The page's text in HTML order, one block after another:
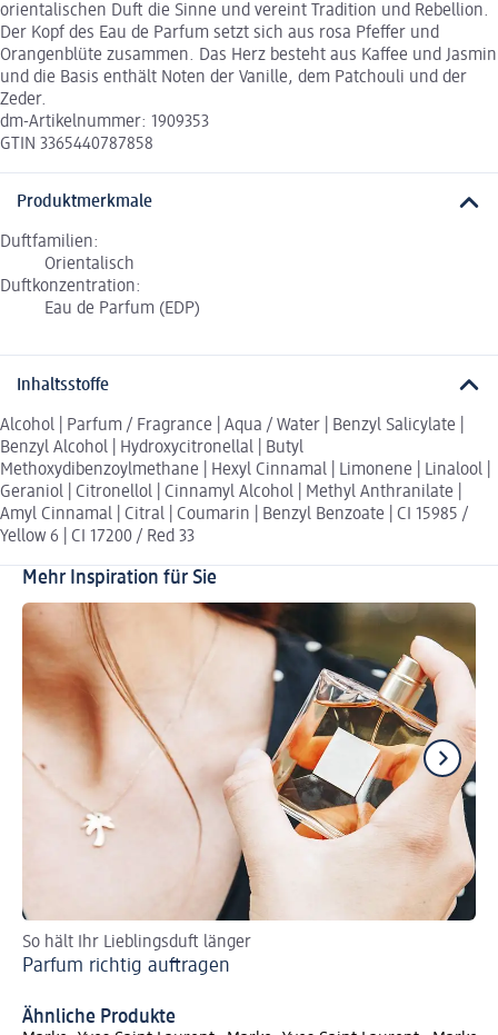
orientalischen Duft die Sinne und vereint Tradition und Rebellion.
Der Kopf des Eau de Parfum setzt sich aus rosa Pfeffer und
Orangenblüte zusammen. Das Herz besteht aus Kaffee und Jasmin
und die Basis enthält Noten der Vanille, dem Patchouli und der
Zeder.
dm-Artikelnummer: 1909353
GTIN 3365440787858
Produktmerkmale
Duftfamilien:
Orientalisch
Duftkonzentration:
Eau de Parfum (EDP)
Inhaltsstoffe
Alcohol | Parfum / Fragrance | Aqua / Water | Benzyl Salicylate |
Benzyl Alcohol | Hydroxycitronellal | Butyl
Methoxydibenzoylmethane | Hexyl Cinnamal | Limonene | Linalool |
Geraniol | Citronellol | Cinnamyl Alcohol | Methyl Anthranilate |
Amyl Cinnamal | Citral | Coumarin | Benzyl Benzoate | CI 15985 /
Yellow 6 | CI 17200 / Red 33
Mehr Inspiration für Sie
So hält Ihr Lieblingsduft länger
Parfum richtig auftragen
Ähnliche Produkte